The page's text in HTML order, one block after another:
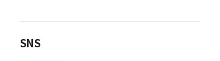
아 밸리 클러스터의 성장과 산을 통해 한국 실리콘밸리를 하고
SNS